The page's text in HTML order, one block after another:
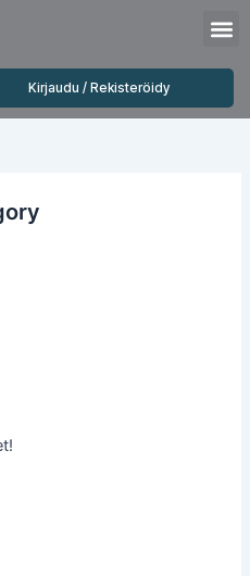
Kirjaudu / Rekisteröidy